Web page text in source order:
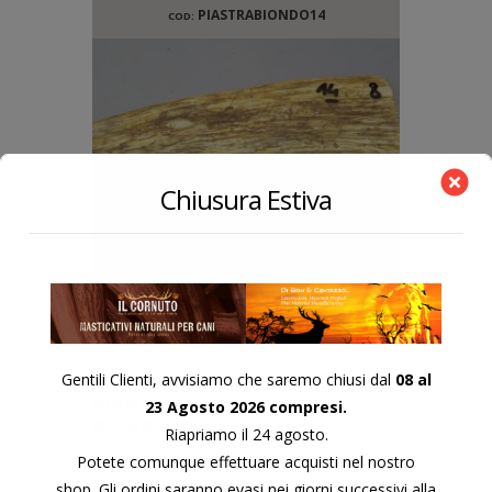
COD: PIASTRABIONDO14
PIASTRA IN CORNO BOVINO
BIONDO
Chiusura Estiva
Gentili Clienti, avvisiamo che saremo chiusi dal 08 al
23 Agosto 2026 compresi.
Riapriamo il 24 agosto.
Potete comunque effettuare acquisti nel nostro